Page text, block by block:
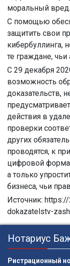
моральный вред.
С помощью
защитить свои
кибербуллинга,
те граждане,
С 29 декабря
возможность
доказательств,
действия в
проверки
других
проводятся, к
цифровой
а только
бизнеса, чьи
Источник:
dokazatelstv-
Нотариус
Ристрационный